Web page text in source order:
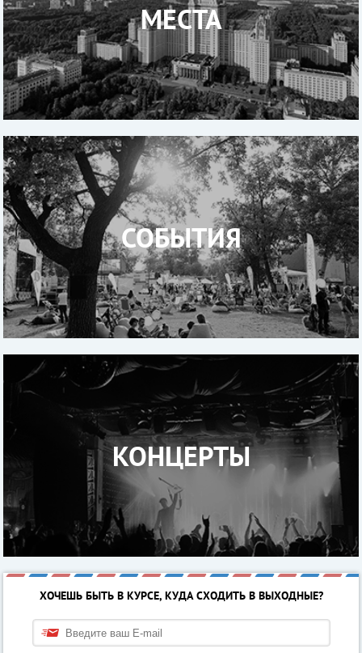
МЕСТА
СОБЫТИЯ
КОНЦЕРТЫ
ХОЧЕШЬ БЫТЬ В КУРСЕ, КУДА СХОДИТЬ В ВЫХОДНЫЕ?